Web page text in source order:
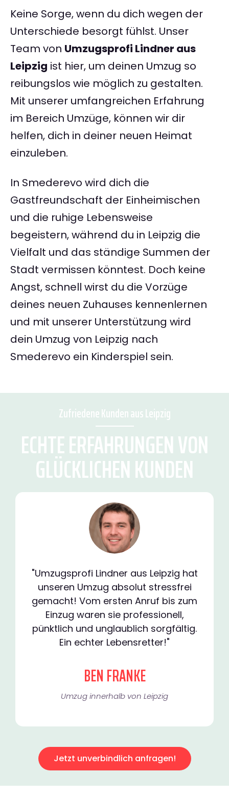
Keine Sorge, wenn du dich wegen der
Unterschiede besorgt fühlst. Unser
Team von Umzugsprofi Lindner aus
Leipzig ist hier, um deinen Umzug so
reibungslos wie möglich zu gestalten.
Mit unserer umfangreichen Erfahrung
im Bereich Umzüge, können wir dir
helfen, dich in deiner neuen Heimat
einzuleben.
In Smederevo wird dich die
Gastfreundschaft der Einheimischen
und die ruhige Lebensweise
begeistern, während du in Leipzig die
Vielfalt und das ständige Summen der
Stadt vermissen könntest. Doch keine
Angst, schnell wirst du die Vorzüge
deines neuen Zuhauses kennenlernen
und mit unserer Unterstützung wird
dein Umzug von Leipzig nach
Smederevo ein Kinderspiel sein.
Zufriedene Kunden aus Leipzig
ECHTE ERFAHRUNGEN VON
GLÜCKLICHEN KUNDEN
"Umzugsprofi Lindner aus Leipzig hat
unseren Umzug absolut stressfrei
gemacht! Vom ersten Anruf bis zum
Einzug waren sie professionell,
pünktlich und unglaublich sorgfältig.
Ein echter Lebensretter!"
BEN FRANKE
Umzug innerhalb von Leipzig​
Jetzt unverbindlich anfragen!